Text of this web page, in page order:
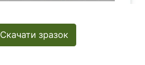
Скачати зразок